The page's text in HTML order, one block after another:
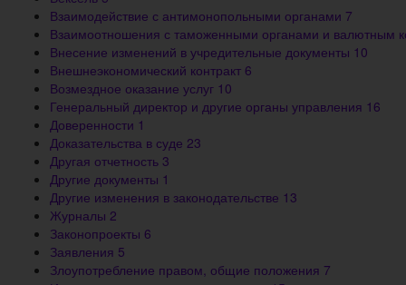
Взаимодействие с антимонопольными органами 7
Взаимоотношения с таможенными органами и валютным
Внесение изменений в учредительные документы 10
Внешнеэкономический контракт 6
Возмездное оказание услуг 10
Генеральный директор и другие органы управления 16
Доверенности 1
Доказательства в суде 23
Другая отчетность 3
Другие документы 1
Другие изменения в законодательстве 13
Журналы 2
Законопроекты 6
Заявления 5
Злоупотребление правом, общие положения 7